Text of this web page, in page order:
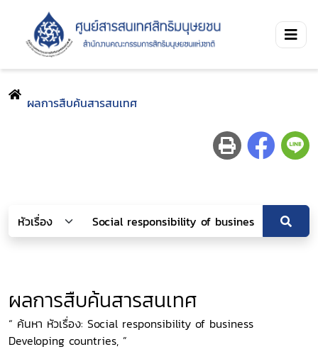
ผลการสืบค้นสารสนเทศ
ผลการสืบค้นสารสนเทศ
“ ค้นหา หัวเรื่อง: Social responsibility of business
Developing countries, ”